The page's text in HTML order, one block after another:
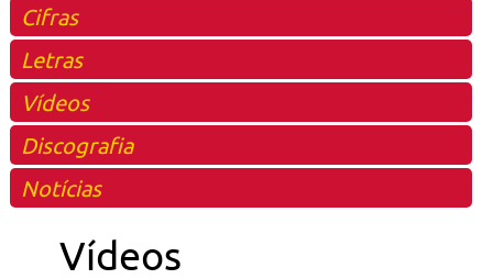
Cifras
Letras
Vídeos
Discografia
Notícias
Vídeos